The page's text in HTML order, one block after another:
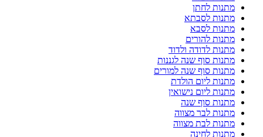
מתנות לחתן
מתנות לסבתא
מתנות לסבא
מתנות להורים
מתנות לדודה ולדוד
מתנות סוף שנה לגננות
מתנות סוף שנה למורים
מתנות ליום הולדת
מתנות ליום נישואין
מתנות סוף שנה
מתנות לבר מצווה
מתנות לבת מצווה
מתנות לחינה